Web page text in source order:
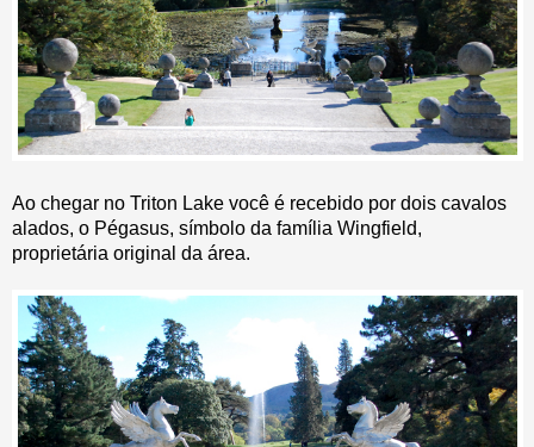
Ao chegar no Triton Lake você é recebido por dois cavalos
alados, o Pégasus, símbolo da família Wingfield,
proprietária original da área.